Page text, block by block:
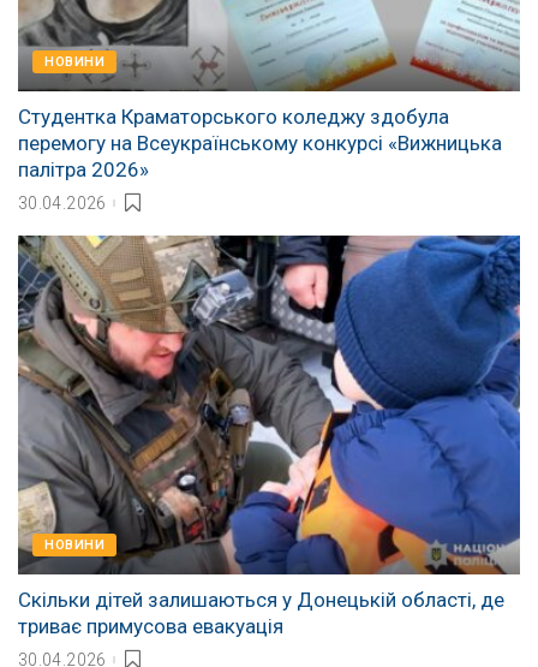
НОВИНИ
Студентка Краматорського коледжу здобула
перемогу на Всеукраїнському конкурсі «Вижницька
палітра 2026»
30.04.2026
НОВИНИ
Скільки дітей залишаються у Донецькій області, де
триває примусова евакуація
30.04.2026